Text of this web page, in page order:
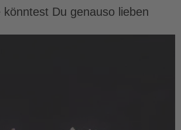
könntest Du genauso lieben